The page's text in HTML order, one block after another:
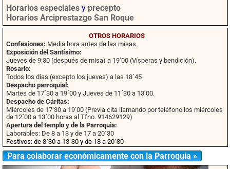
Horarios especiales y precepto
Horarios Arciprestazgo San Roque
OTROS HORARIOS
Confesiones: Media hora antes de las misas.
Exposición del Santísimo:
Jueves de 9:30 (después de misa) a 19’00 (Vísperas y bendición).
Rosario:
Todos los días (excepto los jueves) a las 18´45
Despacho parroquial:
Martes de 17´30 a 19´00 y Jueves de 11´30 a 13’00.
Despacho de Cáritas:
Miércoles de 17’30 a 19’00 (Previa cita llamando por teléfono los miércoles
de 12´00 a 13´00 horas al Tfno. 914629129)
Apertura del templo y de la Parroquia:
Laborables: De 8 a 13 y de 17 a 20´30
Festivos: de 8`30 a 13´30 y de 18 a 20´30
Para colaborar económicamente con la Parroquia »